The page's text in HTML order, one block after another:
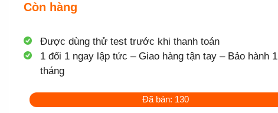
Còn hàng
Được dùng thử test trước khi thanh toán
1 đổi 1 ngay lập tức – Giao hàng tận tay – Bảo hành
tháng
Đã bán: 130